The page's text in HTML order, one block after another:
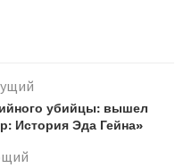
убийцы: вышел
История Эда Гейна»